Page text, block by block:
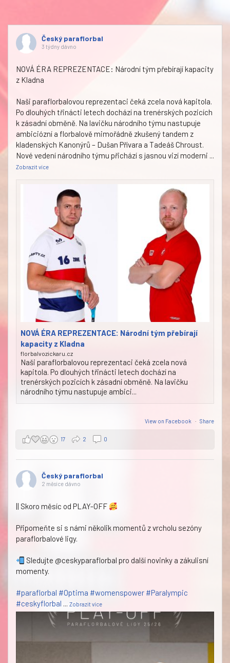
Český paraflorbal
3 týdny dávno
NOVÁ ÉRA REPREZENTACE: Národní tým přebírají kapacity
z Kladna
Naši paraflorbalovou reprezentaci čeká zcela nová kapitola.
Po dlouhých třinácti letech dochází na trenérských pozicích
k zásadní obměně. Na lavičku národního týmu nastupuje
ambiciózní a florbalově mimořádně zkušený tandem z
kladenských Kanonýrů – Dušan Přívara a Tadeáš Chroust.
Nové vedení národního týmu přichází s jasnou vizí moderni ...
Zobrazit více
NOVÁ ÉRA REPREZENTACE: Národní tým přebírají
kapacity z Kladna
florbalvozickaru.cz
Naši paraflorbalovou reprezentaci čeká zcela nová
kapitola. Po dlouhých třinácti letech dochází na
trenérských pozicích k zásadní obměně. Na lavičku
národního týmu nastupuje ambici...
View on Facebook · Share
17 2 0
Český paraflorbal
2 měsíce dávno
|| Skoro měsíc od PLAY-OFF
Připomeňte si s námi několik momentů z vrcholu sezóny
paraflorbalové ligy.
Sledujte @ceskyparaflorbal pro další novinky a zákulisní
momenty.
#paraflorbal #Optima #womenspower #Paralympic
#ceskyflorbal ... Zobrazit více